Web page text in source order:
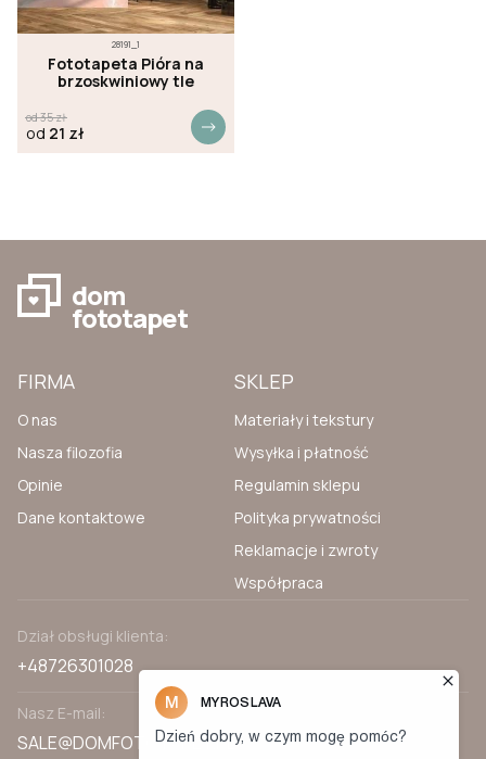
28191_1
Fototapeta Pióra na
brzoskwiniowy tle
od35zł
od 21 zł
dom
fototapet
FIRMA
O nas
Nasza filozofia
Opinie
Dane kontaktowe
SKLEP
Materiały i tekstury
Wysyłka i płatność
Regulamin sklepu
Polityka prywatności
Reklamacje i zwroty
Współpraca
Dział obsługi klienta:
+48726301028
Nasz E-mail:
SALE@DOMFOTOTAPET.PL